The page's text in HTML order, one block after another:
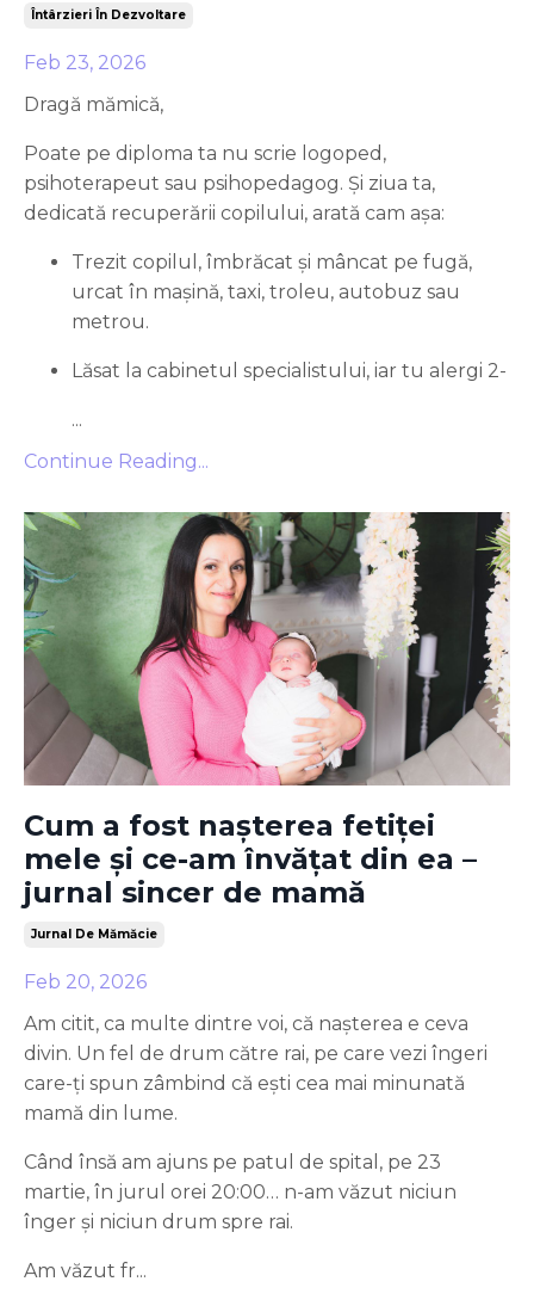
Întârzieri În Dezvoltare
Feb 23, 2026
Dragă mămică,
Poate pe diploma ta nu scrie logoped,
psihoterapeut sau psihopedagog. Și ziua ta,
dedicată recuperării copilului, arată cam așa:
Trezit copilul, îmbrăcat și mâncat pe fugă,
urcat în mașină, taxi, troleu, autobuz sau
metrou.
Lăsat la cabinetul specialistului, iar tu alergi 2-
...
Continue Reading...
Cum a fost nașterea fetiței
mele și ce-am învățat din ea –
jurnal sincer de mamă
Jurnal De Mămăcie
Feb 20, 2026
Am citit, ca multe dintre voi, că nașterea e ceva
divin. Un fel de drum către rai, pe care vezi îngeri
care-ți spun zâmbind că ești cea mai minunată
mamă din lume.
Când însă am ajuns pe patul de spital, pe 23
martie, în jurul orei 20:00… n-am văzut niciun
înger și niciun drum spre rai.
Am văzut fr...